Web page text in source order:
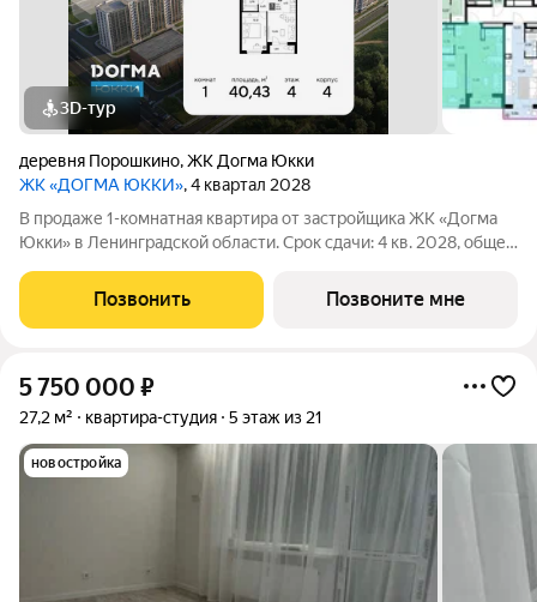
3D-тур
деревня Порошкино,ЖК Догма Юкки
ЖК «ДОГМА ЮККИ», 4 квартал 2028
В продаже 1-комнатная квартира от застройщика ЖК «Догма
Юкки» в Ленинградской области. Срок сдачи: 4 кв. 2028, общей
доступной социальной инфраструктурой. Жилой комплекс
расположен в
Позвонить Позвоните мне
5 750 000 ₽
27,2 м² квартира-студия 5 этаж из 21
новостройка